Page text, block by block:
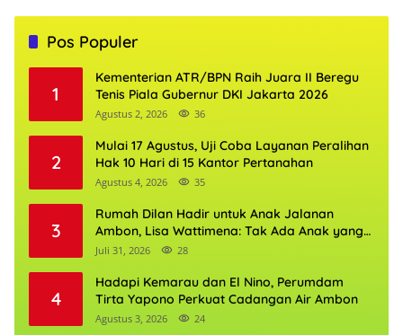
Pos Populer
1
Kementerian ATR/BPN Raih Juara II Beregu
Tenis Piala Gubernur DKI Jakarta 2026
Agustus 2, 2026 36
2
Mulai 17 Agustus, Uji Coba Layanan Peralihan
Hak 10 Hari di 15 Kantor Pertanahan
Agustus 4, 2026 35
3
Rumah Dilan Hadir untuk Anak Jalanan
Ambon, Lisa Wattimena: Tak Ada Anak yang
Boleh Kehilangan Masa Depannya
Juli 31, 2026 28
4
Hadapi Kemarau dan El Nino, Perumdam
Tirta Yapono Perkuat Cadangan Air Ambon
Agustus 3, 2026 24